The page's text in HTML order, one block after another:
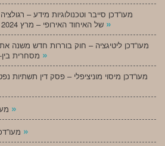
מעו”דכן סייבר וטכנולוגיות מידע –
»
מעו”דכן ליטיגציה – חוק בוררות חדש משנה
»
מעו”דכן מיסוי מוניציפלי – פסק דין תשתיות
»
»